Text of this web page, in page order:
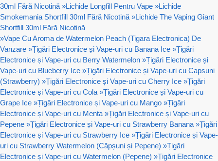
30ml Fără Nicotină »Lichide Longfill Pentru Vape »Lichide
Smokemania Shortfill 30ml Fără Nicotină »Lichide The Vaping Giant
Shortfill 30ml Fără Nicotină
»Vape Cu Aroma de Watermelon Peach (Tigara Electronica) De
Vanzare »Țigări Electronice și Vape-uri cu Banana Ice »Țigări
Electronice și Vape-uri cu Berry Watermelon »Țigări Electronice și
Vape-uri cu Blueberry Ice »Țigări Electronice și Vape-uri cu Capsuni
(Strawberry) »Țigări Electronice și Vape-uri cu Cherry Ice »Țigări
Electronice și Vape-uri cu Cola »Țigări Electronice și Vape-uri cu
Grape Ice »Țigări Electronice și Vape-uri cu Mango »Țigări
Electronice și Vape-uri cu Menta »Țigări Electronice și Vape-uri cu
Pepene »Țigări Electronice și Vape-uri cu Strawberry Banana »Țigări
Electronice și Vape-uri cu Strawberry Ice »Țigări Electronice și Vape-
uri cu Strawberry Watermelon (Căpșuni și Pepene) »Țigări
Electronice și Vape-uri cu Watermelon (Pepene) »Țigări Electronice